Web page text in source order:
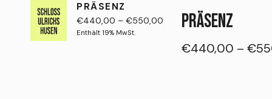
PRÄSENZ
€440,00 – €550,00
Enthält 19% MwSt. PRÄSENZ
€440,00 – €